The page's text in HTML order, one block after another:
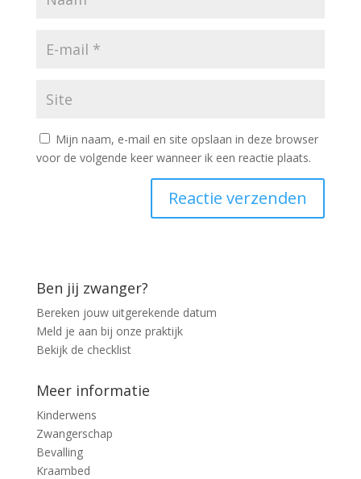
Mijn naam, e-mail en site opslaan in deze browser
voor de volgende keer wanneer ik een reactie plaats.
Ben jij zwanger?
Bereken jouw uitgerekende datum
Meld je aan bij onze praktijk
Bekijk de checklist
Meer informatie
Kinderwens
Zwangerschap
Bevalling
Kraambed